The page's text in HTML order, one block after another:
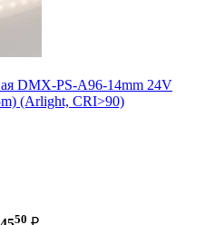
DMX-PS-A96-14mm 24V
(Arlight, CRI>90)
50